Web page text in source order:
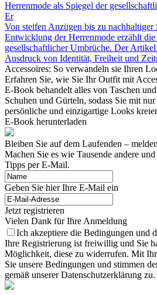
Herrenmode als Spiegel der
Er
Von steifen Anzügen bis zu nachhaltiger
Entwicklung der Herrenmode erzählt die
gesellschaftlicher Umbrüche. Der
Ausdruck von Identität, Freiheit und
Accessoires: So verwandeln sie Ihren
Erfahren Sie, wie Sie Ihr Outfit mit
E-Book behandelt alles von Taschen
Schuhen und Gürteln, sodass Sie mit
persönliche und einzigartige Looks
E-Book herunterladen
Bleiben Sie auf dem Laufenden –
Machen Sie es wie Tausende andere
Tipps per E-Mail.
Geben Sie hier Ihre E-Mail ein
Jetzt registrieren
Vielen Dank für Ihre Anmeldung
Ich akzeptiere die Bedingungen und
Ihre Registrierung ist freiwillig und Sie
Möglichkeit, diese zu widerrufen. Mit
Sie unsere Bedingungen und stimmen
gemäß unserer Datenschutzerklärung zu.